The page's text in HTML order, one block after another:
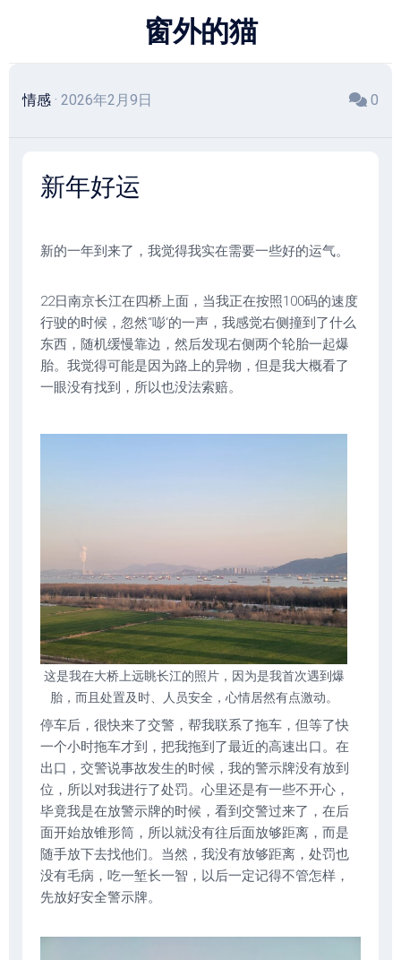
窗外的猫
情感 · 2026年2月9日 0
新年好运
新的一年到来了，我觉得我实在需要一些好的运气。
22日南京长江在四桥上面，当我正在按照100码的速度
行驶的时候，忽然“嘭‘的一声，我感觉右侧撞到了什么
东西，随机缓慢靠边，然后发现右侧两个轮胎一起爆
胎。我觉得可能是因为路上的异物，但是我大概看了
一眼没有找到，所以也没法索赔。
这是我在大桥上远眺长江的照片，因为是我首次遇到爆
胎，而且处置及时、人员安全，心情居然有点激动。
停车后，很快来了交警，帮我联系了拖车，但等了快
一个小时拖车才到，把我拖到了最近的高速出口。在
出口，交警说事故发生的时候，我的警示牌没有放到
位，所以对我进行了处罚。心里还是有一些不开心，
毕竟我是在放警示牌的时候，看到交警过来了，在后
面开始放锥形筒，所以就没有往后面放够距离，而是
随手放下去找他们。当然，我没有放够距离，处罚也
没有毛病，吃一堑长一智，以后一定记得不管怎样，
先放好安全警示牌。